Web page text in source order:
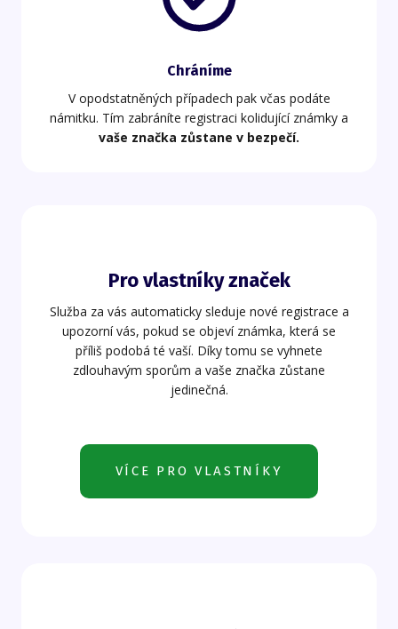
Chráníme
V opodstatněných případech pak včas podáte
námitku. Tím zabráníte registraci kolidující známky a
vaše značka zůstane v bezpečí.
Pro vlastníky značek
Služba za vás automaticky sleduje nové registrace a
upozorní vás, pokud se objeví známka, která se
příliš podobá té vaší. Díky tomu se vyhnete
zdlouhavým sporům a vaše značka zůstane
jedinečná.
VÍCE PRO VLASTNÍKY